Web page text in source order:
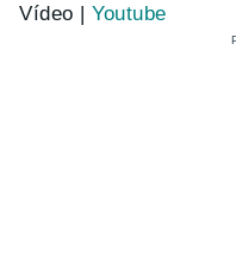
Vídeo |Youtube